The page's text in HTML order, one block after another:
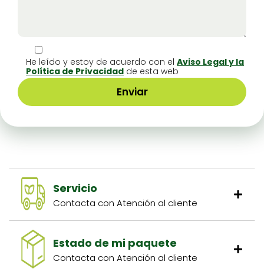
He leí­do y estoy de acuer­do con el Avi­so Legal y la
Políti­ca de Pri­vaci­dad de esta web
Servicio
Contacta con Atención al cliente
Estado de mi paquete
Contacta con Atención al cliente